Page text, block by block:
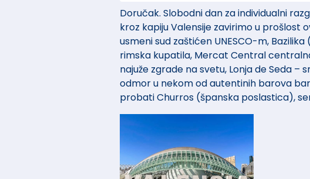
Doručak. Slobodni dan za individualni
kroz kapiju Valensije zavirimo u prošlost
usmeni sud zaštićen UNESCO-m,
rimska kupatila, Mercat Central
najuže zgrade na svetu, Lonja de Seda
odmor u nekom od autentinih barova
probati Churros (španska poslastica),